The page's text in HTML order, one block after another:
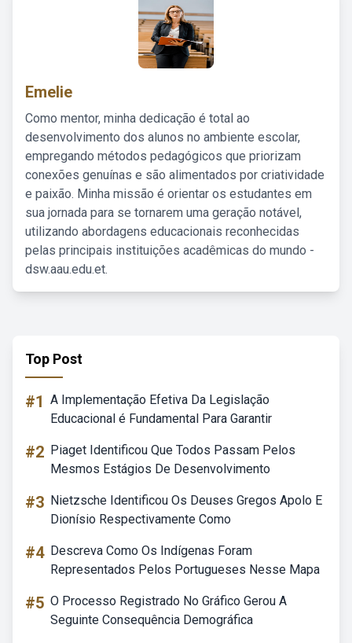
Emelie
Como mentor, minha dedicação é total ao
desenvolvimento dos alunos no ambiente escolar,
empregando métodos pedagógicos que priorizam
conexões genuínas e são alimentados por criatividade
e paixão. Minha missão é orientar os estudantes em
sua jornada para se tornarem uma geração notável,
utilizando abordagens educacionais reconhecidas
pelas principais instituições acadêmicas do mundo -
dsw.aau.edu.et.
Top Post
#1 A Implementação Efetiva Da Legislação
Educacional é Fundamental Para Garantir
#2 Piaget Identificou Que Todos Passam Pelos
Mesmos Estágios De Desenvolvimento
#3 Nietzsche Identificou Os Deuses Gregos Apolo E
Dionísio Respectivamente Como
#4 Descreva Como Os Indígenas Foram
Representados Pelos Portugueses Nesse Mapa
#5 O Processo Registrado No Gráfico Gerou A
Seguinte Consequência Demográfica